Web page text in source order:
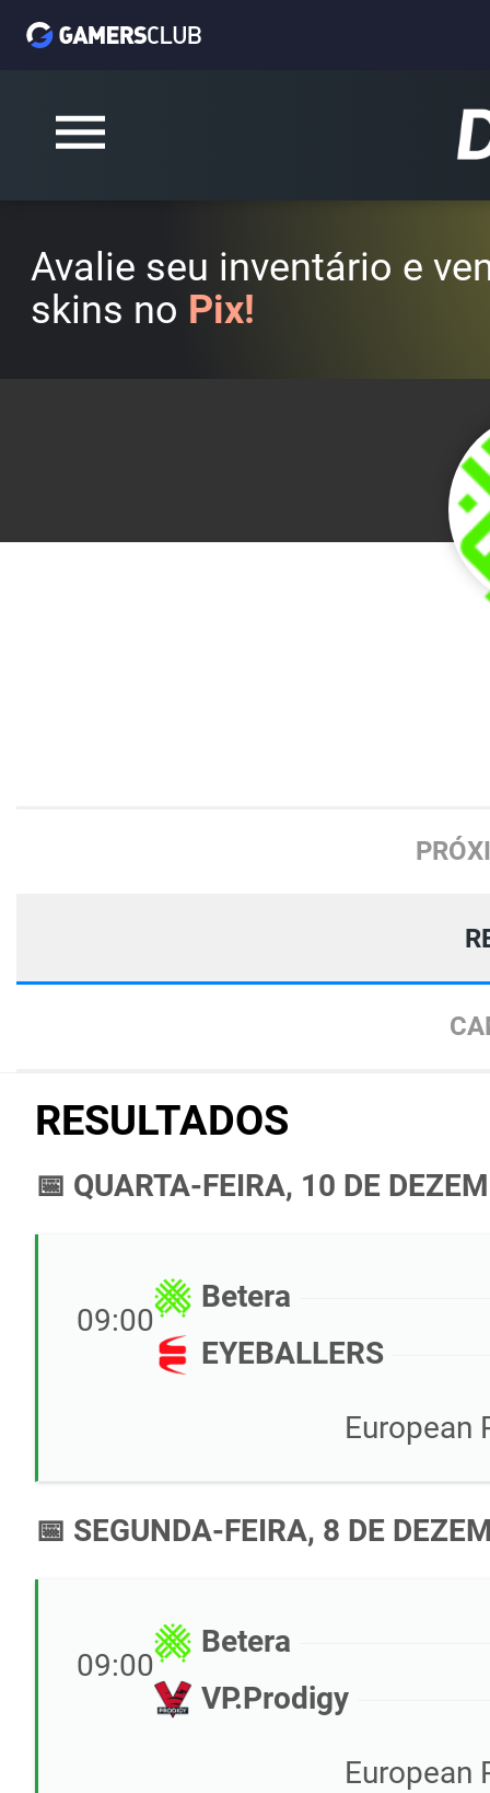
Avalie seu inventário e
skins no Pix!
RESULTADOS
📅 QUARTA-FEIRA, 10 DE
09:00
Betera
EYEBALLERS
European
📅 SEGUNDA-FEIRA, 8 DE
09:00
Betera
VP.Prodigy
European